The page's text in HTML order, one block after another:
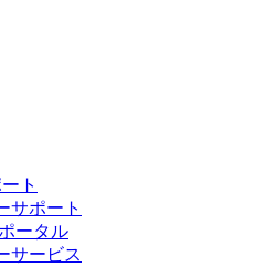
ト
サポート
ータル
サービス